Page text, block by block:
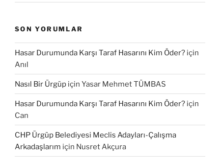
SON YORUMLAR
Hasar Durumunda Karşı Taraf Hasarını Kim Öder? için
Anıl
Nasıl Bir Ürgüp için Yasar Mehmet TÜMBAS
Hasar Durumunda Karşı Taraf Hasarını Kim Öder? için
Can
CHP Ürgüp Belediyesi Meclis Adayları-Çalışma
Arkadaşlarım için Nusret Akçura